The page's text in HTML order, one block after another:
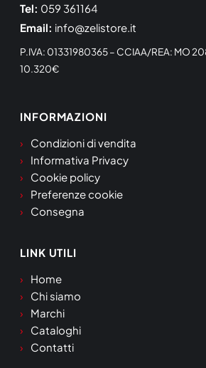
Tel: 059 361164
Email: info@zelistore.it
P.IVA: 01331980365 – CCIAA/REA: MO
10.320€
INFORMAZIONI
Condizioni di vendita
Informativa Privacy
Cookie policy
Preferenze cookie
Consegna
LINK UTILI
Home
Chi siamo
Marchi
Cataloghi
Contatti